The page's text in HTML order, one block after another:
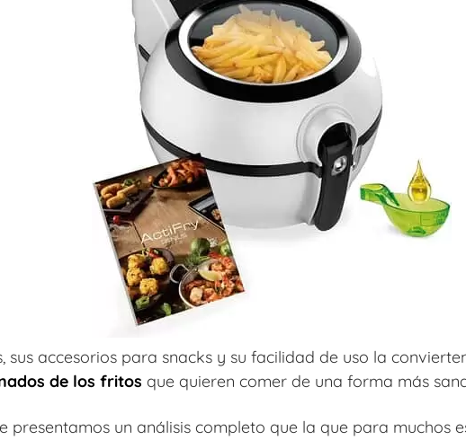
sus accesorios para snacks y su facilidad de uso la
de los fritos que quieren comer de una forma más
presentamos un análisis completo que la que para muchos